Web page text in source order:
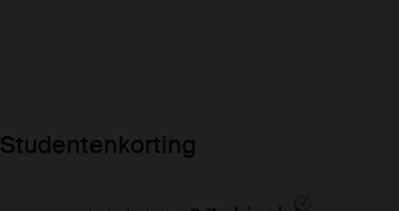
Studentenkorting